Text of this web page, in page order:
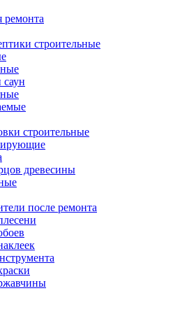
ремонта
строительные
саун
строительные
древесины
после ремонта